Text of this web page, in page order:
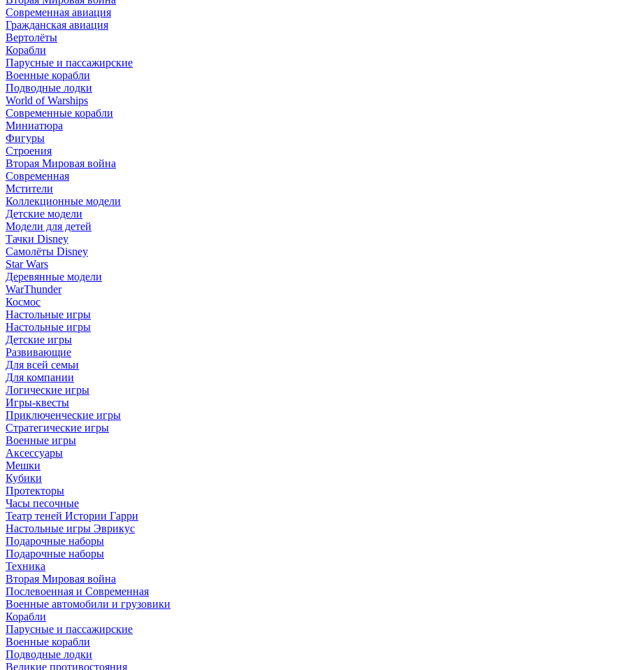
Современная авиация
Гражданская авиация
Вертолёты
Корабли
Парусные и пассажирские
Военные корабли
Подводные лодки
World of Warships
Современные корабли
Миниатюра
Фигуры
Строения
Вторая Мировая война
Современная
Мстители
Коллекционные модели
Детские модели
Модели для детей
Тачки Disney
Самолёты Disney
Star Wars
Деревянные модели
WarThunder
Космос
Настольные игры
Настольные игры
Детские игры
Развивающие
Для всей семьи
Для компании
Логические игры
Игры-квесты
Приключенческие игры
Стратегические игры
Военные игры
Аксессуары
Мешки
Кубики
Протекторы
Часы песочные
Театр теней Истории Гарри
Настольные игры Эврикус
Подарочные наборы
Подарочные наборы
Техника
Вторая Мировая война
Послевоенная и Современная
Военные автомобили и грузовики
Корабли
Парусные и пассажирские
Военные корабли
Подводные лодки
Великие противостояния